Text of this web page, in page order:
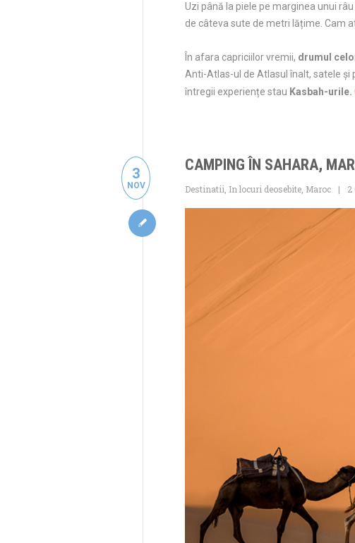
Uzi până la piele pe marginea unui
de câteva sute de metri lățime. Cam
În afara capriciilor vremii, drumul
Anti-Atlas-ul de Atlasul înalt, satele și
întregii experiențe stau Kasbah-urile.
3
NOV
CAMPING ÎN SAHARA,
Destinatii In locuri deosebite Maroc 2